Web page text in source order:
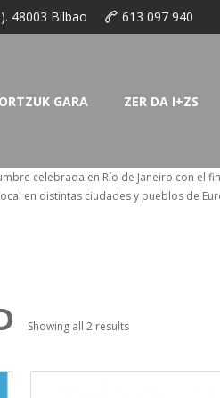
48003 Bilbao 613 097 940
GARA ZER DA I+ZS
celebrada en Río de Janeiro con
en distintas ciudades y pueblos de
Showing all 2 results